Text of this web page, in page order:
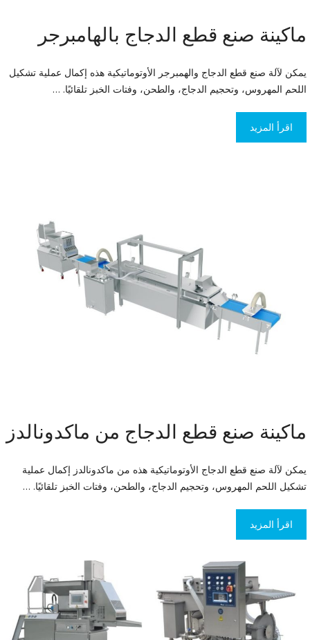
ماكينة صنع قطع الدجاج بالهامبرجر
يمكن لآلة صنع قطع الدجاج والهمبرجر الأوتوماتيكية هذه إكمال عملية تشكيل
اللحم المهروس، وتحجيم الدجاج، والطحن، وفتات الخبز تلقائيًا. …
اقرأ المزيد
ماكينة صنع قطع الدجاج من ماكدونالدز
يمكن لآلة صنع قطع الدجاج الأوتوماتيكية هذه من ماكدونالدز إكمال عملية
تشكيل اللحم المهروس، وتحجيم الدجاج، والطحن، وفتات الخبز تلقائيًا. …
اقرأ المزيد